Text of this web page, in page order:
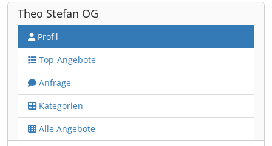
Theo Stefan OG
Profil
Top-Angebote
Anfrage
Kategorien
Alle Angebote